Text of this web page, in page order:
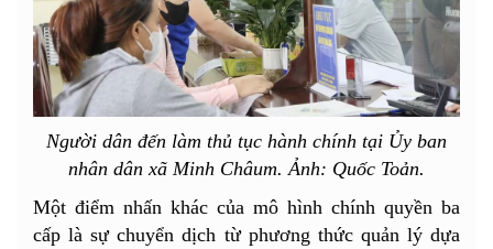
Người dân đến làm thủ tục hành chính tại Ủy ban
nhân dân xã Minh Châum. Ảnh: Quốc Toản.
Một điểm nhấn khác của mô hình chính quyền ba
cấp là sự chuyển dịch từ phương thức quản lý dựa